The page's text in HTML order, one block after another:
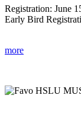
Registration: June
Early Bird
more